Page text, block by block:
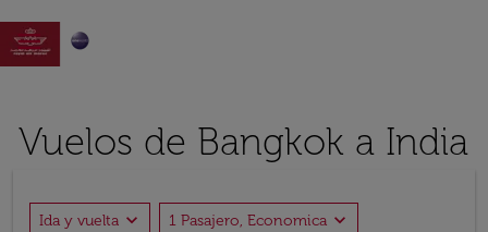

Vuelos de Bangkok a India
Ida y vuelta expand_more 1 Pasajero, Economica expand_more